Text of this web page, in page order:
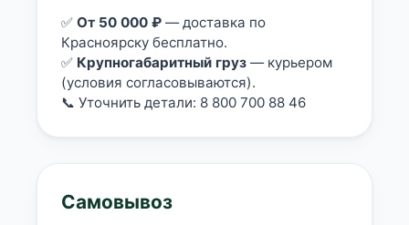
✅ От 50 000 ₽— доставка по
Красноярску бесплатно.
✅ Крупногабаритный груз— курьером
(условия согласовываются).
📞 Уточнить детали: 8 800 700 88 46
Самовывоз
Остались вопросы?
8 800 302-02-51